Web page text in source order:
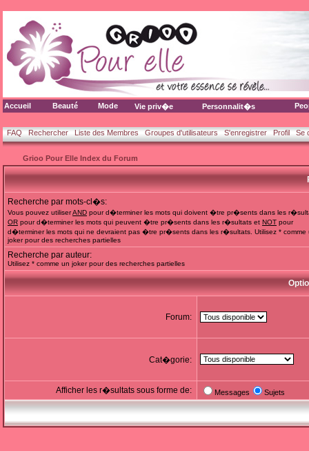
Accueil Beauté Mode Vie priv�e Personnalit�s
FAQ Rechercher Liste des Membres Groupes d'utilisateurs S'enregistrer Profil Se
Grioo Pour Elle Index du Forum
Recherche par mots-cl�s:
Vous pouvez utiliserAND pour d�terminer les mots qui doivent �tre pr�sents dans les
OR pour d�terminer les mots qui peuvent �tre pr�sents dans les r�sultats et NOT pour
d�terminer les mots qui ne devraient pas �tre pr�sents dans les r�sultats. Utilisez * comme
joker pour des recherches partielles
Recherche par auteur:
Utilisez * comme un joker pour des recherches partielles
Forum:
Cat�gorie:
Afficher les r�sultats sous forme de: Messages Sujets